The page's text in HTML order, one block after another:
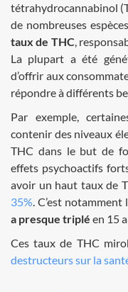
tétrahydrocannabinol
de nombreuses
taux de THC,
La plupart a été
d’offrir aux
répondre à différents
Par exemple,
contenir des niveaux
THC dans le but de
effets psychoactifs
avoir un haut taux de
35%. C’est notamment
a presque triplé en 15
Ces taux de THC
destructeurs sur la